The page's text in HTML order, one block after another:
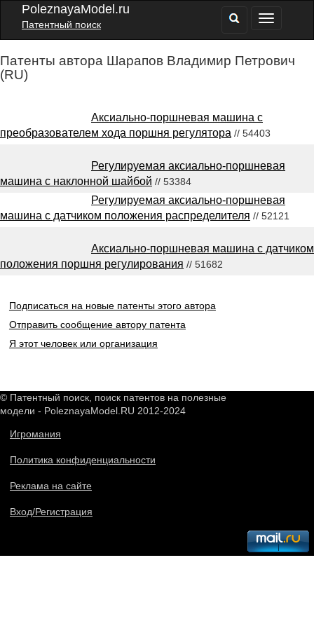
PoleznayaModel.ru
Патентный поиск
Патенты автора Шарапов Владимир Петрович
(RU)
Аксиально-поршневая машина с
преобразователем хода поршня регулятора // 54403
Регулируемая аксиально-поршневая
машина с наклонной шайбой // 53384
Регулируемая аксиально-поршневая
машина с датчиком положения распределителя // 52121
Аксиально-поршневая машина с датчиком
положения поршня регулирования // 51682
Подписаться на новые патенты этого автора
Отправить сообщение автору патента
Я этот человек или организация
© Патентный поиск, поиск патентов на полезные
модели - PoleznayaModel.RU 2012-2024
Игромания
Политика конфиденциальности
Реклама на сайте
Вход/Регистрация